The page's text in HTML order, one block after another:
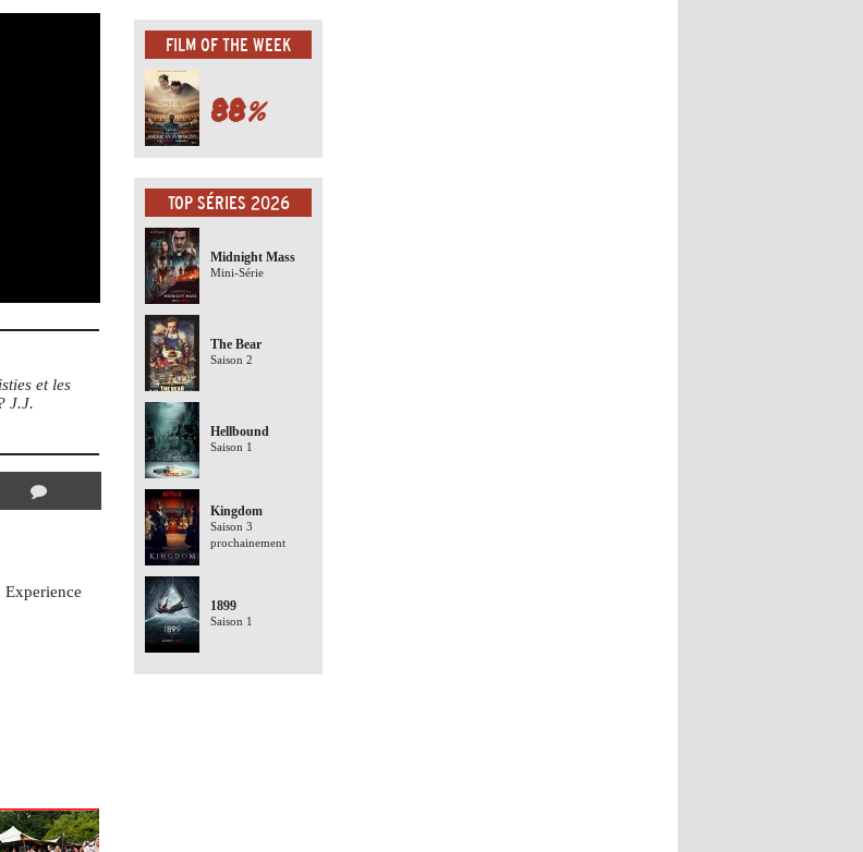
et les
J.J.
FILM OF THE WEEK
88%
TOP SÉRIES 2026
Midnight Mass
Mini-Série
The Bear
Saison 2
Hellbound
Saison 1
Kingdom
Saison 3
prochainement
1899
Saison 1